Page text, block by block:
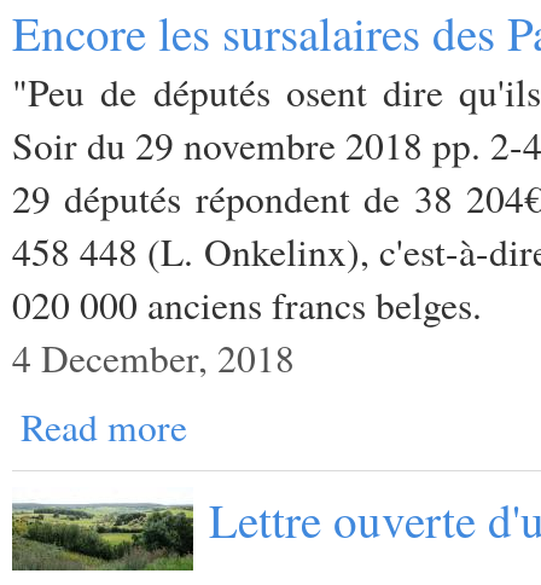
Encore les sursalaires des
"Peu de députés osent dire
Soir du 29 novembre 2018 pp. 2-4
29 députés répondent de 38
458 448 (L. Onkelinx), c'est-à-
020 000 anciens francs belges.
4 December, 2018
Read more
Lettre ouverte